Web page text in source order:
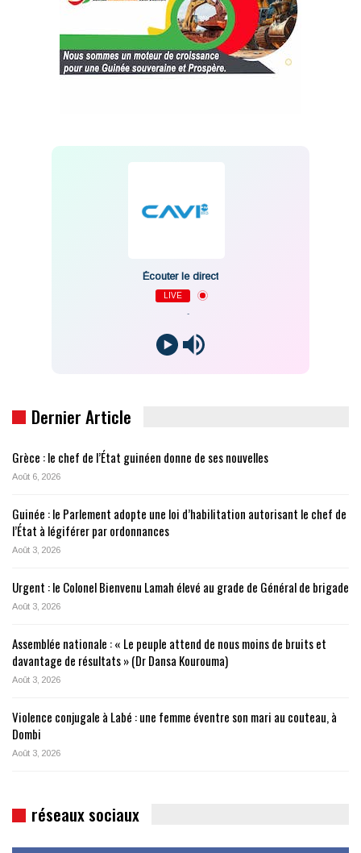
Écouter le direct
LIVE
Dernier Article
Grèce : le chef de l’État guinéen donne de ses nouvelles
Août 6, 2026
Guinée : le Parlement adopte une loi d’habilitation autorisant le chef de
l’État à légiférer par ordonnances
Août 3, 2026
Urgent : le Colonel Bienvenu Lamah élevé au grade de Général de brigade
Août 3, 2026
Assemblée nationale : « Le peuple attend de nous moins de bruits et
davantage de résultats » (Dr Dansa Kourouma)
Août 3, 2026
Violence conjugale à Labé : une femme éventre son mari au couteau, à
Dombi
Août 3, 2026
réseaux sociaux